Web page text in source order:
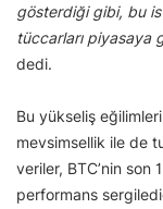
gösterdiği gibi, bu
tüccarları piyasaya
dedi.
Bu yükseliş
mevsimsellik ile de
veriler, BTC’nin son
performans